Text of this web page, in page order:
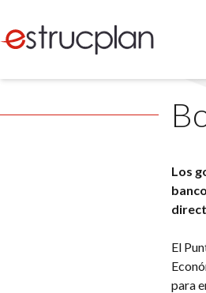
Los
El
para